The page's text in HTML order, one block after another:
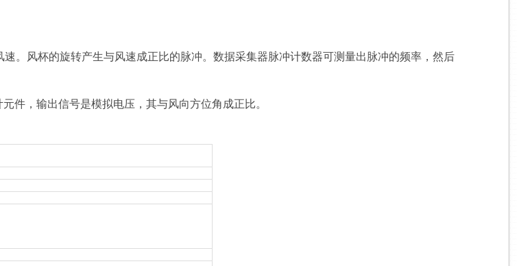
风杯的旋转产生与风速成正比的脉冲。数据采集器脉冲计数器可测量出脉冲的频率，然后
，输出信号是模拟电压，其与风向方位角成正比。